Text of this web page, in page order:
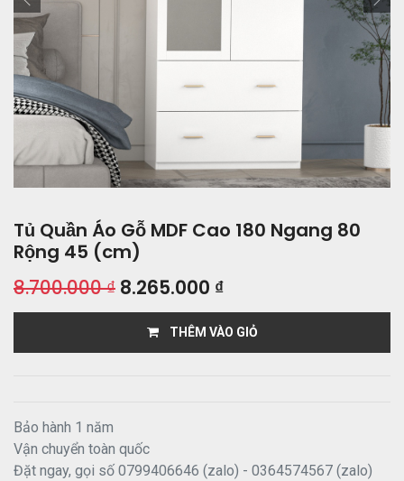
Tủ Quần Áo Gỗ MDF Cao 180 Ngang 80
Rộng 45 (cm)
8.700.000₫ 8.265.000 ₫
THÊM VÀO GIỎ
Bảo hành 1 năm
Vận chuyển toàn quốc
Đặt ngay, gọi số 0799406646 (zalo) - 0364574567 (zalo)